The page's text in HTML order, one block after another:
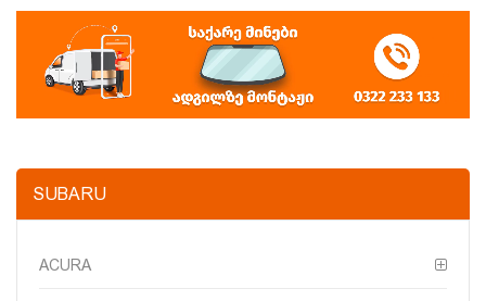
SUBARU
ACURA